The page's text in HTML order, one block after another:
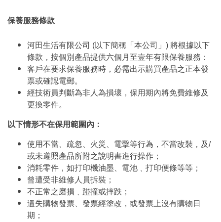
保養服務條款
河田生活有限公司 (以下簡稱「本公司」) 將根據以下
條款，按個別產品提供六個月至壹年有限保養服務：
客戶在要求保養服務時，必需出示購買產品之正本發
票或確認電郵。
經技術員判斷為非人為損壞，保用期內將免費維修及
更換零件。
以下情形不在保用範圍內：
使用不當、疏忽、火災、電擊等行為，不當改裝，及/
或未遵照產品所附之說明書進行操作；
消耗零件，如打印機油墨、電池﹑打印便條等等；
曾遭受非維修人員拆裝；
不正常之磨損﹑踫撞或摔跌；
遺失購物發票、發票經塗改，或發票上沒有購物日
期；